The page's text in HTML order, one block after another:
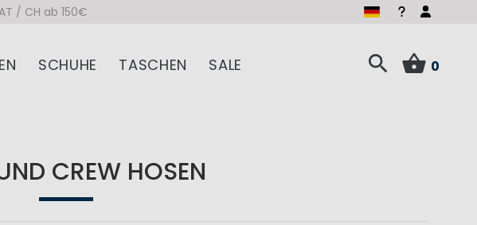
/ CH ab 150€
SCHUHE TASCHEN SALE 0
CREW HOSEN